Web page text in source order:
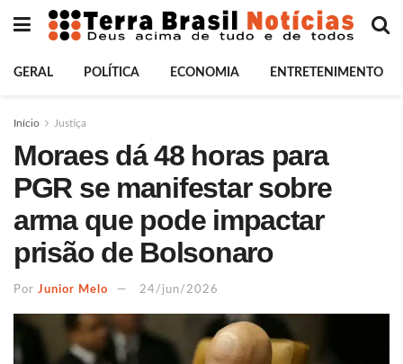
GERAL POLÍTICA ECONOMIA ENTRETENIMENTO
Início Justiça
Moraes dá 48 horas para
PGR se manifestar sobre
arma que pode impactar
prisão de Bolsonaro
Por Junior Melo 24/jun/2026